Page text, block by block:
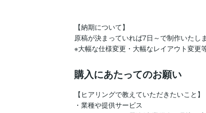
【納期について】
原稿が決まっていれば7日～で制作いたし
購入にあたってのお願い
【ヒアリングで教えていただきたいこと】
・業種や提供サービス